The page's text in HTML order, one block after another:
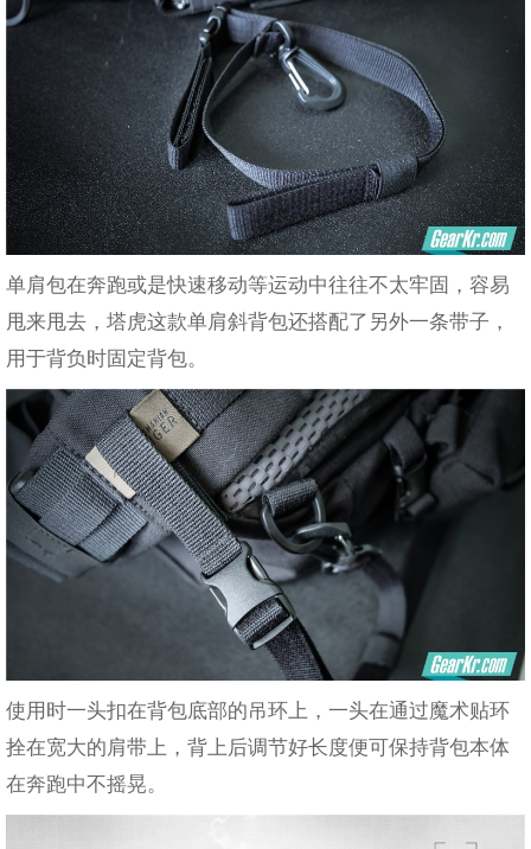
单肩包在奔跑或是快速移动等运动中往往不太牢固，容易
甩来甩去，塔虎这款单肩斜背包还搭配了另外一条带子，
用于背负时固定背包。
使用时一头扣在背包底部的吊环上，一头在通过魔术贴环
拴在宽大的肩带上，背上后调节好长度便可保持背包本体
在奔跑中不摇晃。